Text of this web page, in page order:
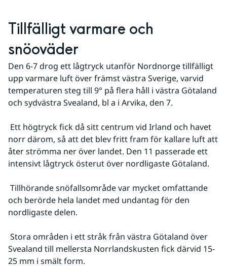
Tillfälligt varmare och
snöoväder
Den 6-7 drog ett lågtryck utanför Nordnorge tillfälligt
upp varmare luft över främst västra Sverige, varvid
temperaturen steg till 9° på flera håll i västra Götaland
och sydvästra Svealand, bl a i Arvika, den 7.
norr därom, så att det blev fritt fram för kallare luft att
åter strömma ner över landet. Den 11 passerade ett
intensivt lågtryck österut över nordligaste Götaland.
och berörde hela landet med undantag för den
nordligaste delen.
Svealand till mellersta Norrlandskusten fick därvid 15-
25 mm i smält form.